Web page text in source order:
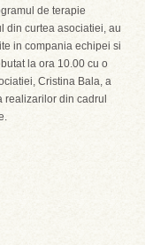
de terapie
din curtea asociatiei, au
in compania echipei si
la ora 10.00 cu o
Cristina Bala, a
realizarilor din cadrul